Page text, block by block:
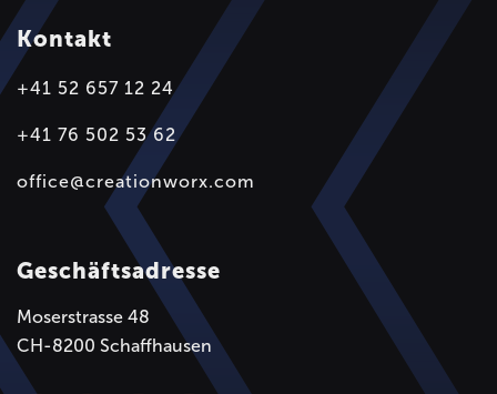
Kontakt
+41 52 657 12 24
+41 76 502 53 62
office@creationworx.com
Geschäftsadresse
Moserstrasse 48
CH-8200 Schaffhausen